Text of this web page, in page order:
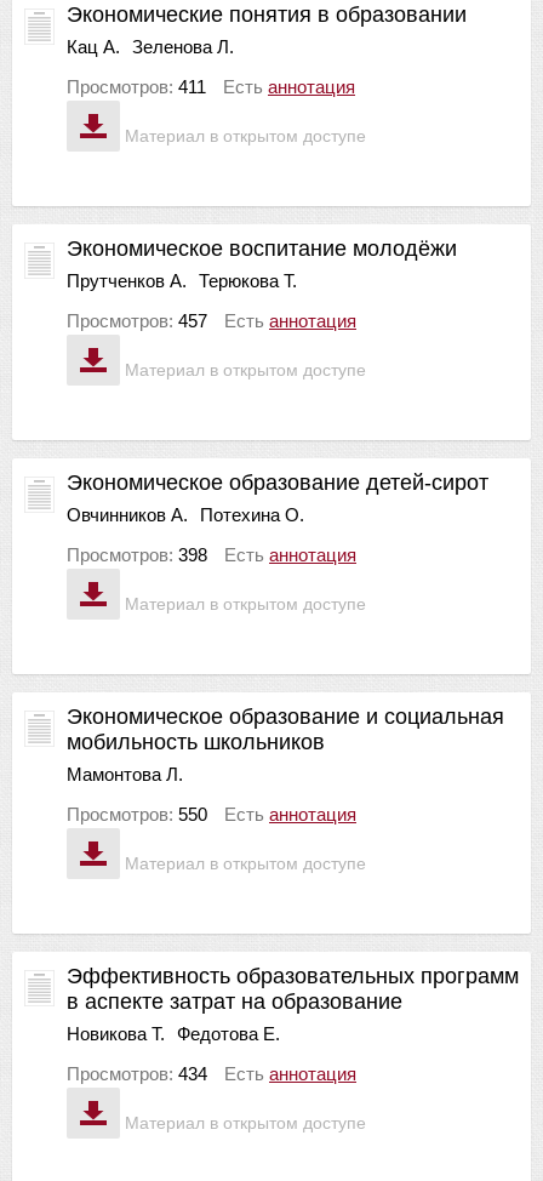
Материал в открытом доступе
Экономические понятия в образовании
Кац А.
Зеленова Л.
Просмотров: 411 Есть аннотация
Материал в открытом доступе
Экономическое воспитание молодёжи
Прутченков А.
Терюкова Т.
Просмотров: 457 Есть аннотация
Материал в открытом доступе
Экономическое образование детей-сирот
Овчинников А.
Потехина О.
Просмотров: 398 Есть аннотация
Материал в открытом доступе
Экономическое образование и социальная
мобильность школьников
Мамонтова Л.
Просмотров: 550 Есть аннотация
Материал в открытом доступе
Эффективность образовательных программ
в аспекте затрат на образование
Новикова Т.
Федотова Е.
Просмотров: 434 Есть аннотация